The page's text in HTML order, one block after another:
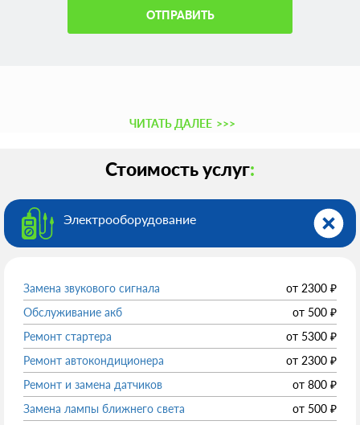
ОТПРАВИТЬ
ЧИТАТЬ ДАЛЕЕ >>>
Стоимость услуг:
Электрооборудованиe
Замена звукового сигнала от 2300 ₽
Обслуживание акб
от 500 ₽
Ремонт стартера
от 5300 ₽
Ремонт автокондиционера
от 2300 ₽
Ремонт и замена датчиков
от 800 ₽
Замена лампы ближнего света
от 500 ₽